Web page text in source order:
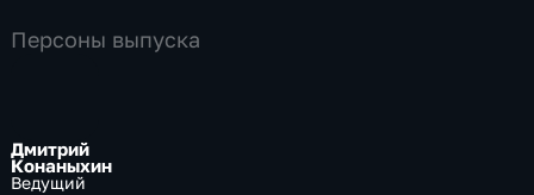
Персоны выпуска
Дмитрий
Конаныхин
Ведущий